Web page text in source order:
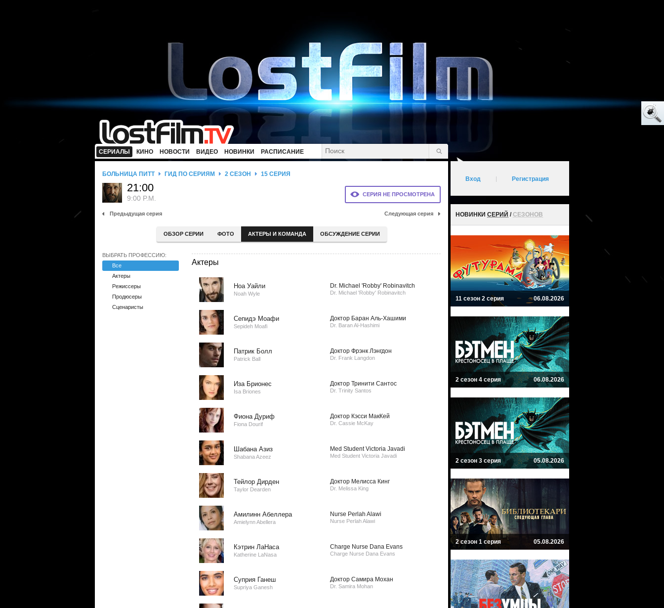
СЕРИАЛЫ КИНО НОВОСТИ ВИДЕО НОВИНКИ РАСПИСАНИЕ
СЕРИЯ НЕ ПРОСМОТРЕНА
БОЛЬНИЦА ПИТТ ГИД ПО СЕРИЯМ 2 СЕЗОН 15 СЕРИЯ
21:00
9:00 P.M.
Предыдущая серия Следующая серия
ОБЗОР СЕРИИ ФОТО АКТЕРЫ И КОМАНДА ОБСУЖДЕНИЕ СЕРИИ
ВЫБРАТЬ ПРОФЕССИЮ:
Все
Актеры
Режиссеры
Продюсеры
Сценаристы
Актеры
Ноа Уайли
Noah Wyle
Dr. Michael 'Robby' Robinavitch
Dr. Michael 'Robby' Robinavitch
Сепидэ Моафи
Sepideh Moafi
Доктор Баран Аль-Хашими
Dr. Baran Al-Hashimi
Патрик Болл
Patrick Ball
Доктор Фрэнк Лэнгдон
Dr. Frank Langdon
Иза Брионес
Isa Briones
Доктор Тринити Сантос
Dr. Trinity Santos
Фиона Дуриф
Fiona Dourif
Доктор Кэсси МакКей
Dr. Cassie McKay
Шабана Азиз
Shabana Azeez
Med Student Victoria Javadi
Med Student Victoria Javadi
Тейлор Дирден
Taylor Dearden
Доктор Мелисса Кинг
Dr. Melissa King
Амилинн Абеллера
Amielynn Abellera
Nurse Perlah Alawi
Nurse Perlah Alawi
Кэтрин ЛаНаса
Katherine LaNasa
Charge Nurse Dana Evans
Charge Nurse Dana Evans
Суприя Ганеш
Supriya Ganesh
Доктор Самира Мохан
Dr. Samira Mohan
Вход Регистрация
НОВИНКИ СЕРИЙ /СЕЗОНОВ
11 сезон 2 серия 06.08.2026
2 сезон 4 серия 06.08.2026
2 сезон 3 серия 05.08.2026
2 сезон 1 серия 05.08.2026